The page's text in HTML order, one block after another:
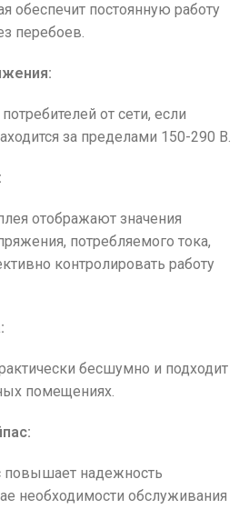
обеспечит постоянную работу
перебоев.
от сети, если
за пределами 150-290 В.
отображают значения
потребляемого тока,
контролировать работу
бесшумно и подходит
помещениях.
повышает надежность
необходимости обслуживания